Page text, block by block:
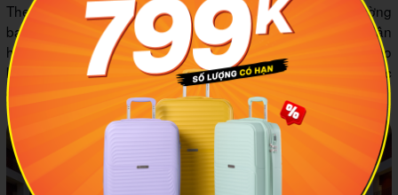
Theo kinh nghiệm của MIA.vn với các du khách thông thường
bạn nên chọn khách sạn 1 sao, 2 sao, các nhà nghỉ bình dân
hoặc homestay để tiết kiệm chi phí. Giá thuê phòng sẽ vào
khoảng 200.000 đến 500.000 đồng/ đêm, tuy nhiên chắc
chắn sẽ khá xa trung tâm thành phố.